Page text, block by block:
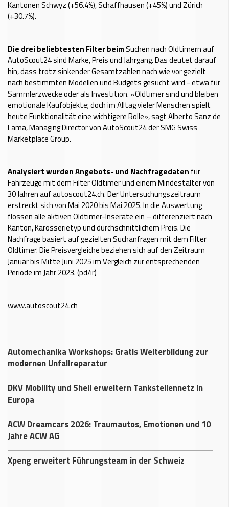
Kantonen Schwyz (+56.4%), Schaffhausen (+45%) und Zürich
(+30.7%).
Die drei beliebtesten Filter beimSuchen nach Oldtimern auf
AutoScout24 sind Marke, Preis und Jahrgang. Das deutet darauf
hin, dass trotz sinkender Gesamtzahlen nach wie vor gezielt
nach bestimmten Modellen und Budgets gesucht wird - etwa für
Sammlerzwecke oder als Investition. «Oldtimer sind und bleiben
emotionale Kaufobjekte; doch im Alltag vieler Menschen spielt
heute Funktionalität eine wichtigere Rolle», sagt Alberto Sanz de
Lama, Managing Director von AutoScout24 der SMG Swiss
Marketplace Group.
Analysiert wurden Angebots- und Nachfragedaten für
Fahrzeuge mit dem Filter Oldtimer und einem Mindestalter von
30 Jahren auf autoscout24.ch. Der Untersuchungszeitraum
erstreckt sich von Mai 2020 bis Mai 2025. In die Auswertung
flossen alle aktiven Oldtimer-Inserate ein – differenziert nach
Kanton, Karosserietyp und durchschnittlichem Preis. Die
Nachfrage basiert auf gezielten Suchanfragen mit dem Filter
Oldtimer. Die Preisvergleiche beziehen sich auf den Zeitraum
Januar bis Mitte Juni 2025 im Vergleich zur entsprechenden
Periode im Jahr 2023. (pd/ir)
www.autoscout24.ch
Automechanika Workshops: Gratis Weiterbildung zur
modernen Unfallreparatur
DKV Mobility und Shell erweitern Tankstellennetz in
Europa
ACW Dreamcars 2026: Traumautos, Emotionen und 10
Jahre ACW AG
Xpeng erweitert Führungsteam in der Schweiz